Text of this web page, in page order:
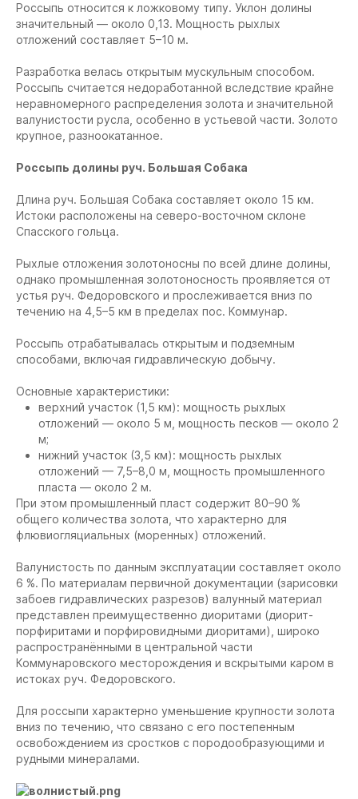
Россыпь относится к ложковому типу. Уклон долины
значительный — около 0,13. Мощность рыхлых
отложений составляет 5–10 м.
Разработка велась открытым мускульным способом.
Россыпь считается недоработанной вследствие крайне
неравномерного распределения золота и значительной
валунистости русла, особенно в устьевой части. Золото
крупное, разноокатанное.
Россыпь долины руч. Большая Собака
Длина руч. Большая Собака составляет около 15 км.
Истоки расположены на северо-восточном склоне
Спасского гольца.
Рыхлые отложения золотоносны по всей длине долины,
однако промышленная золотоносность проявляется от
устья руч. Федоровского и прослеживается вниз по
течению на 4,5–5 км в пределах пос. Коммунар.
Россыпь отрабатывалась открытым и подземным
способами, включая гидравлическую добычу.
Основные характеристики:
верхний участок (1,5 км): мощность рыхлых
отложений — около 5 м, мощность песков — около 2
м;
нижний участок (3,5 км): мощность рыхлых
отложений — 7,5–8,0 м, мощность промышленного
пласта — около 2 м.
При этом промышленный пласт содержит 80–90 %
общего количества золота, что характерно для
флювиогляциальных (моренных) отложений.
Валунистость по данным эксплуатации составляет около
6 %. По материалам первичной документации (зарисовки
забоев гидравлических разрезов) валунный материал
представлен преимущественно диоритами (диорит-
порфиритами и порфировидными диоритами), широко
распространёнными в центральной части
Коммунаровского месторождения и вскрытыми каром в
истоках руч. Федоровского.
Для россыпи характерно уменьшение крупности золота
вниз по течению, что связано с его постепенным
освобождением из сростков с породообразующими и
рудными минералами.